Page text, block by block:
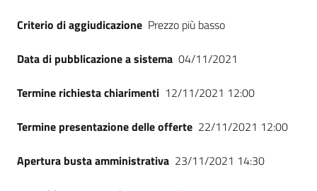
Criterio di aggiudicazione Prezzo più basso
Data di pubblicazione a sistema 04/11/2021
Termine richiesta chiarimenti 12/11/2021 12:00
Termine presentazione delle offerte 22/11/2021 12:00
Apertura busta amministrativa 23/11/2021 14:30